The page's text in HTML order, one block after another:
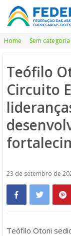
Home Sem categoria
Teófilo
Circuito
23 de setembro de
Teófilo Otoni